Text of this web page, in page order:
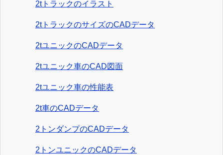
2tトラックのイラスト
2tトラックのサイズのCADデータ
2tユニックのCADデータ
2tユニック車のCAD図面
2tユニック車の性能表
2t車のCADデータ
2トンダンプのCADデータ
2トンユニックのCADデータ